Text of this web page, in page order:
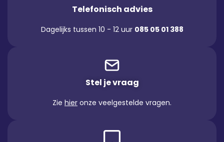
Telefonisch advies
Dagelijks tussen 10 - 12 uur 085 05 01 388
Stel je vraag
Zie hier onze veelgestelde vragen.